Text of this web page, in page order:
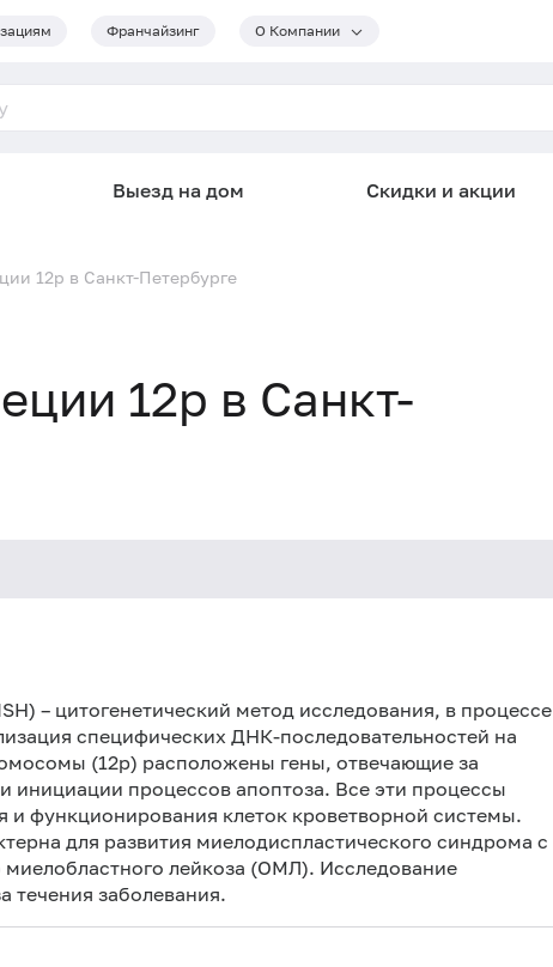
Франчайзинг О Компании
Выезд на дом Скидки и акции
12p в Санкт-Петербурге
12p в Санкт-
– цитогенетический метод исследования, в процессе
специфических ДНК-последовательностей на
(12р) расположены гены, отвечающие за
инициации процессов апоптоза. Все эти процессы
и функционирования клеток кроветворной системы.
для развития миелодиспластического синдрома с
лейкоза (ОМЛ). Исследование
течения заболевания.